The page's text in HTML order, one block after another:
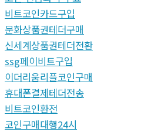
비트코인카드구입
문화상품권테더구매
신세계상품권테더전환
ssg페이비트구입
이더리움리플코인구매
휴대폰결제테더전송
비트코인환전
코인구매대행24시